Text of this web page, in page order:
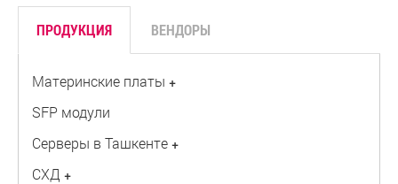
УСЛУГИ
ПРОДУКЦИЯ ВЕНДОРЫ
Материнские платы +
SFP модули
Серверы в Ташкенте +
СХД +